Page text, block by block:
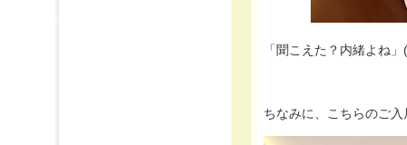
「聞こえた？内緒よね
ちなみに、こちらのご入